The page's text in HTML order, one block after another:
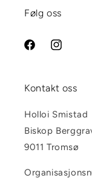
Følg oss
FacebookInstagram
Kontakt oss
Holloi Smistad
Biskop
9011 Tromsø